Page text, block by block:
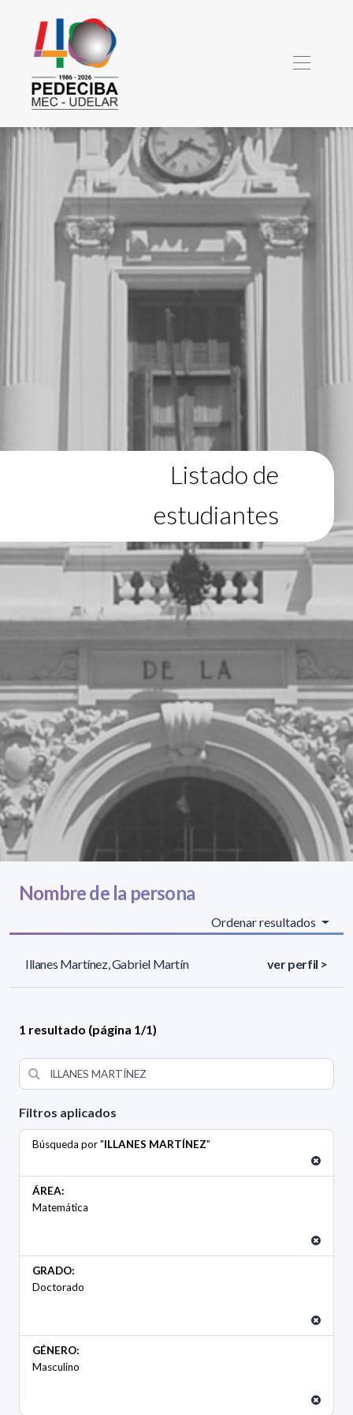
Listado de
estudiantes
Filtros aplicados
Búsqueda por "ILLANES MARTÍNEZ"
ÁREA:
Matemática
GRADO:
Doctorado
GÉNERO:
Masculino
Nombre de la persona
Ordenar resultados
Illanes Martínez, Gabriel Martín ver perfil >
1 resultado (página 1/1)